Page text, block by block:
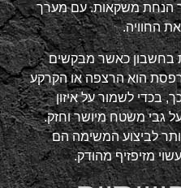
הנחת משקאות. עם מערך
החוויה.
בחשבון כאשר מבקשים
הוא הרצפה או הקרקע
בכדי לשמור על איזון
על גבי משטח מיושר וחזק.
לביצוע המשימה הם
מזיפזיף מהודק.